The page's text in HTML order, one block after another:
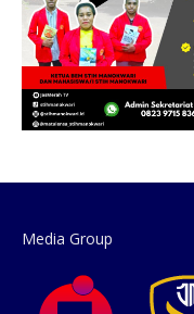
Media Group